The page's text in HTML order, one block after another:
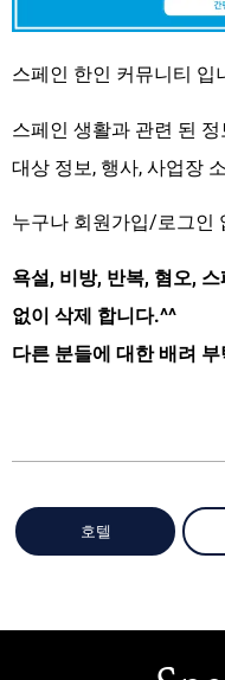
스페인 한인 커뮤니티 입
스페인 생활과 관련 된
대상 정보, 행사, 사업장
누구나 회원가입/로그인
욕설, 비방, 반복, 혐오,
없이 삭제 합니다.^^
다른 분들에 대한 배려
호텔